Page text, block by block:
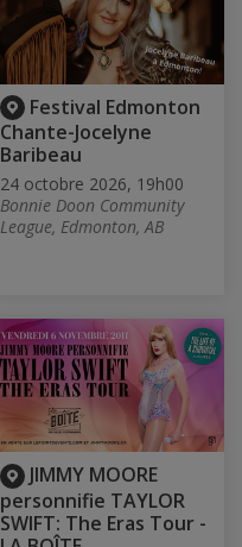
Festival Edmonton
Chante-Jocelyne
Baribeau
24 octobre 2026, 19h00
Bonnie Doon Community
League, Edmonton, AB
JIMMY MOORE
personnifie TAYLOR
SWIFT: The Eras Tour -